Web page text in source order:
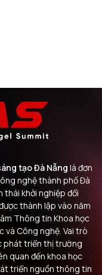
tạo Đà Nẵng là đơn
nghệ thành phố Đà
thái khởi nghiệp đổi
thành lập vào năm
Thông tin Khoa học
và Công nghệ. Vai trò
phát triển thị trường
quan đến khoa học
triển nguồn thông tin